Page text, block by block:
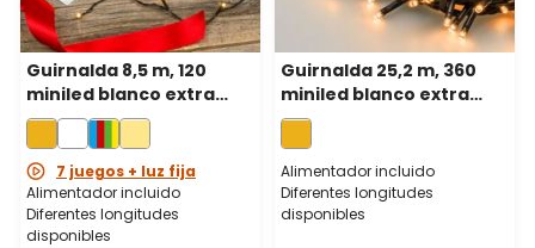
Guirnalda 8,5 m, 120
miniled blanco extra
cálido, cable verde
7 juegos + luz fija
Alimentador incluido
Diferentes longitudes
disponibles
Guirnalda 25,2 m, 360
miniled blanco extra
cálido, cable verde
Alimentador incluido
Diferentes longitudes
disponibles